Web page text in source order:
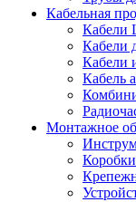
Кабельная
Кабели
Кабели
Кабель
Монтажное